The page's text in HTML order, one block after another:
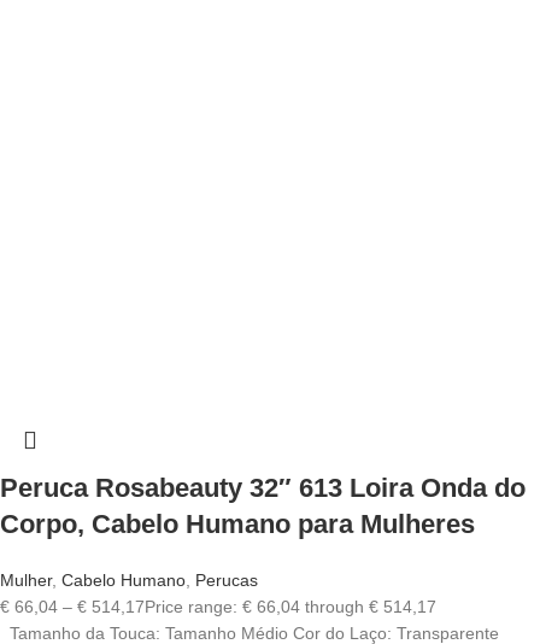
Peruca Rosabeauty 32″ 613 Loira Onda do
Corpo, Cabelo Humano para Mulheres
Mulher, Cabelo Humano, Perucas
€ 66,04 – € 514,17Price range: € 66,04 through € 514,17
Tamanho da Touca: Tamanho Médio Cor do Laço: Transparente